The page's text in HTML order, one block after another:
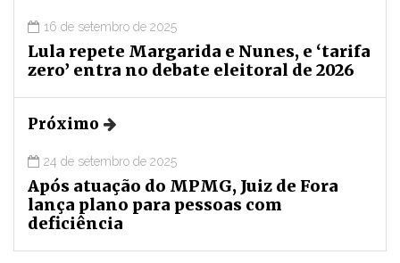
16 de setembro de 2025
Lula repete Margarida e Nunes, e ‘tarifa
zero’ entra no debate eleitoral de 2026
Próximo
24 de setembro de 2025
Após atuação do MPMG, Juiz de Fora
lança plano para pessoas com
deficiência